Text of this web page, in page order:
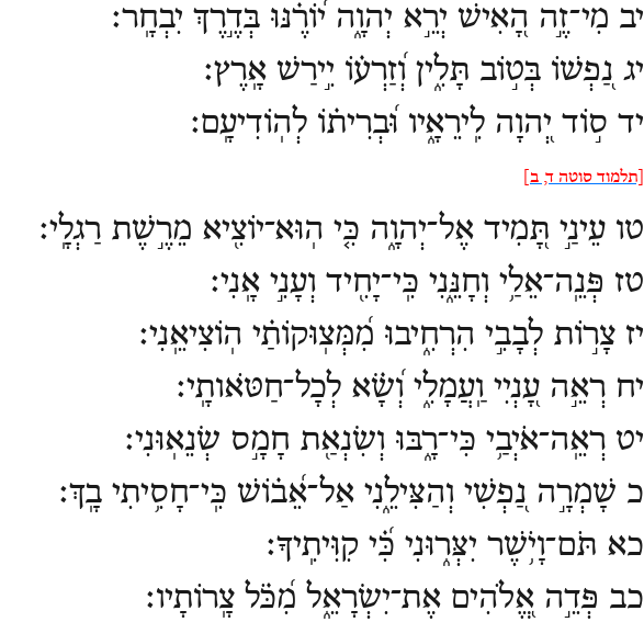
יב מִי־זֶ֣ה הָ֭אִישׁ יְרֵ֣א יְהוָ֑ה י֝וֹרֶ֗נּוּ בְּדֶ֣רֶךְ יִבְחָֽר׃
יג נַ֭פְשׁוֹ בְּט֣וֹב תָּלִ֑ין וְ֝זַרְע֗וֹ יִ֣ירַשׁ אָֽרֶץ׃
יד ס֣וֹד יְ֭הוָה לִֽירֵאָ֑יו וּ֝בְרִית֗וֹ לְהֽוֹדִיעָֽם׃
[תלמוד סוטה ד, ב]
טו עֵינַ֣י תָּ֭מִיד אֶל־יְהוָ֑ה כִּ֤י הֽוּא־יוֹצִ֖יא מֵרֶ֣שֶׁת רַגְלָֽי׃
טז פְּנֵֽה־אֵלַ֥י וְחָנֵּ֑נִי כִּֽי־יָחִ֖יד וְעָנִ֣י אָֽנִי׃
יז צָר֣וֹת לְבָבִ֣י הִרְחִ֑יבוּ מִ֝מְּצֽוּקוֹתַ֗י הֽוֹצִיאֵֽנִי׃
יח רְאֵ֣ה עָ֭נְיִי וַֽעֲמָלִ֑י וְ֝שָׂ֗א לְכָל־חַטֹּאותָֽי׃
יט רְאֵֽה־אֹיְבַ֥י כִּי־רָ֑בּוּ וְשִׂנְאַ֖ת חָמָ֣ס שְׂנֵאֽוּנִי׃
כ שָׁמְרָ֣ה נַ֭פְשִׁי וְהַצִּילֵ֑נִי אַל־אֵ֝ב֗וֹשׁ כִּֽי־חָסִ֥יתִי בָֽךְ׃
כא תֹּם־וָיֹ֥שֶׁר יִצְּר֑וּנִי כִּ֗֝י קִוִּיתִֽיךָ׃
כב פְּדֵ֣ה אֱ֭לֹהִים אֶת־יִשְׂרָאֵ֑ל מִ֝כֹּ֗ל צָֽרוֹתָיו׃